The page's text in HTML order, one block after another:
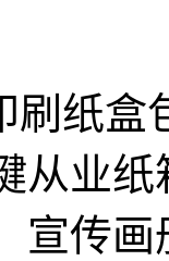
刷纸盒
从业
宣传